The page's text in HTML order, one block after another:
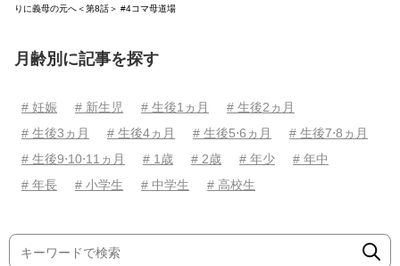
りに義母の元へ＜第8話＞ #4コマ母道場
月齢別に記事を探す
# 妊娠 # 新生児 # 生後1ヵ月
# 生後2ヵ月
# 生後3ヵ月
# 生後4ヵ月 # 生後5⋅6ヵ月
# 生後7⋅8ヵ月
# 生後9⋅10⋅11ヵ月
# 1歳 # 2歳 # 年少
# 年中
# 年長
# 小学生 # 中学生 # 高校生